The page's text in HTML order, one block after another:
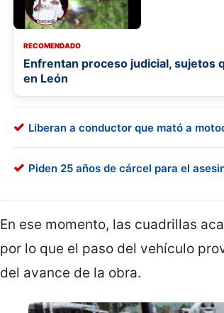
RECOMENDADO
Enfrentan proceso judicial, sujetos
en León
Liberan a conductor que mató a
Piden 25 años de cárcel para el
En ese momento, las cuadrillas
por lo que el paso del vehículo
del avance de la obra.